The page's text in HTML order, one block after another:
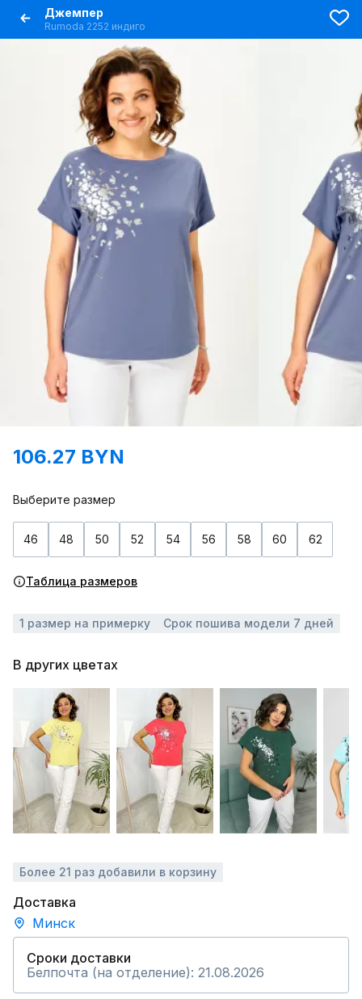
Джемпер
Rumoda 2252 индиго
106.27 BYN
Выберите размер
46 48 50 52 54 56 58 60 62
Таблица размеров
1 размер на примерку Срок пошива модели 7 дней
В других цветах
Более 21 раз добавили в корзину
Доставка
Минск
Сроки доставки
Белпочта (на отделение): 21.08.2026